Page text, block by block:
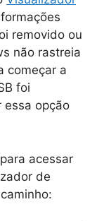
removido ou
não rastreia
começar a
foi
essa opção
acessar
de